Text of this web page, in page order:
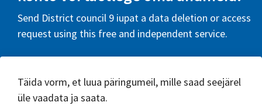
Send District council 9 iupat a data deletion or access
request using this free and independent service.
Täida vorm, et luua päringumeil, mille saad seejärel
üle vaadata ja saata.